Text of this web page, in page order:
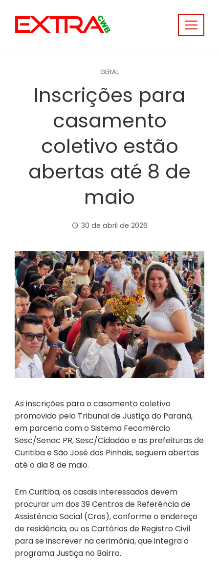
content
GERAL
Inscrições para
casamento
coletivo estão
abertas até 8 de
maio
30 de abril de 2026
As inscrições para o casamento coletivo
promovido pelo Tribunal de Justiça do Paraná,
em parceria com o Sistema Fecomércio
Sesc/Senac PR, Sesc/Cidadão e as prefeituras de
Curitiba e São José dos Pinhais, seguem abertas
até o dia 8 de maio.
Em Curitiba, os casais interessados devem
procurar um dos 39 Centros de Referência de
Assistência Social (Cras), conforme o endereço
de residência, ou os Cartórios de Registro Civil
para se inscrever na cerimônia, que integra o
programa Justiça no Bairro.